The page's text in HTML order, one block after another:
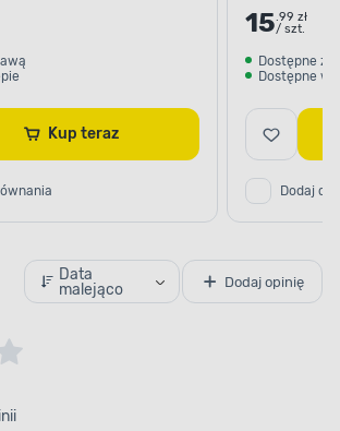
Kup teraz
15.99 zł
/ szt.
Dostępne z
Dostępne w
Dodaj do
Data
malejąco
Dodaj opinię